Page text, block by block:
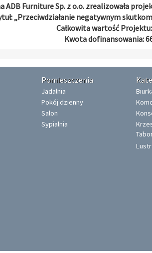
ADB Furniture Sp. z o.o. zrealizowała
„Przeciwdziałanie negatywnym
Całkowita wartość Projektu:
Kwota dofinansowania:
Pomieszczenia
Jadalnia
Pokój dzienny
Salon
Sypialnia